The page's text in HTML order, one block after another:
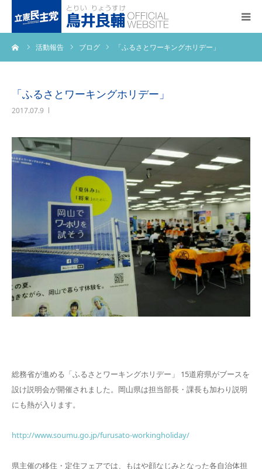
活動報告 ブログ 「ふるさとワーキングホリデー」
「ふるさとワーキングホリデー」
2017.07.9
総務省が進める「ふるさとワーキングホリデー」 15道府県がブースを
設け説明会が開催されました。岡山県は担当部長・課長も加わり説明
にも熱が入ります。
http://www.soumu.go.jp/furusato-workingholiday/
県主催の移住・定住フェアでは、もはや顔なじみとなった各自治体担
トップページ
プロフィール
事務所アクセス